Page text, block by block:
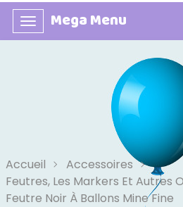
Basculer
la
Mega Menu
Accueil
Accessoires
Feutres, Les Markers Et Autres
Feutre Noir À Ballons Mine Fine